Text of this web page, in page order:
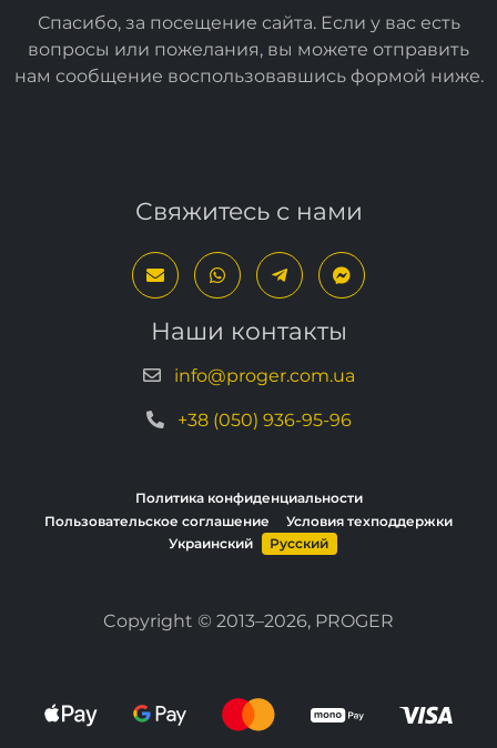
Спасибо, за посещение сайта. Если у вас есть
вопросы или пожелания, вы можете отправить
нам сообщение воспользовавшись формой ниже.
Свяжитесь с нами
Наши контакты
info@proger.com.ua
+38 (050) 936-95-96
Политика конфиденциальности
Пользовательское соглашение
Условия техподдержки
Украинский
Русский
Copyright © 2013–2026, PROGER